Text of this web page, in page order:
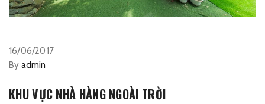
16/06/2017
By admin
KHU VỰC NHÀ HÀNG NGOÀI TRỜI